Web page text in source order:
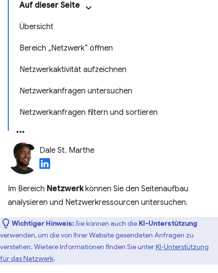
Auf dieser Seite
Übersicht
Bereich „Netzwerk“ öffnen
Netzwerkaktivität aufzeichnen
Netzwerkanfragen untersuchen
Netzwerkanfragen filtern und sortieren
Dale St. Marthe
Im Bereich Netzwerkkönnen Sie den Seitenaufbau
analysieren und Netzwerkressourcen untersuchen.
Wichtiger Hinweis:Sie können auch die KI-Unterstützung
verwenden, um die von Ihrer Website gesendeten Anfragen zu
verstehen. Weitere Informationen finden Sie unterKI-Unterstützung
für das Netzwerk.